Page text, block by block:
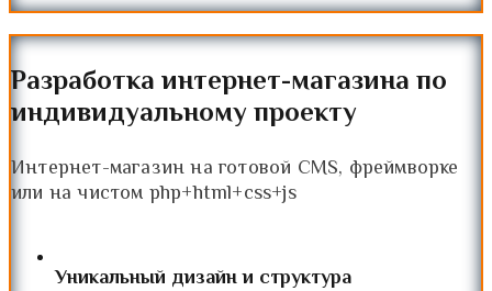
Разработка интернет-магазина по
индивидуальному проекту
Интернет-магазин на готовой CMS, фреймворке
или на чистом php+html+css+js
Уникальный дизайн и структура